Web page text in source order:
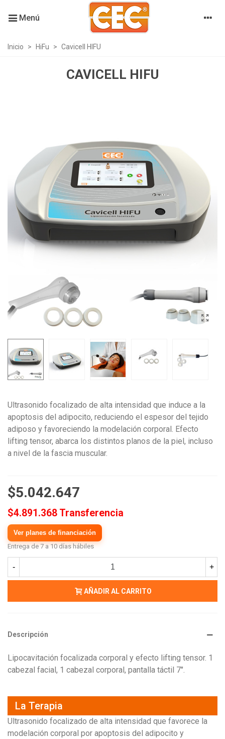
Menú
Inicio > HiFu > Cavicell HIFU
CAVICELL HIFU
Ultrasonido focalizado de alta intensidad que induce a la
apoptosis del adipocito, reduciendo el espesor del tejido
adiposo y favoreciendo la modelación corporal. Efecto
lifting tensor, abarca los distintos planos de la piel, incluso
a nivel de la fascia muscular.
$5.042.647
$4.891.368 Transferencia
Ver planes de financiación
Entrega de 7 a 10 días hábiles
- +
AÑADIR AL CARRITO
Descripción
Lipocavitación focalizada corporal y efecto lifting tensor. 1
cabezal facial, 1 cabezal corporal, pantalla táctil 7″.
La Terapia
Ultrasonido focalizado de alta intensidad que favorece la
modelación corporal por apoptosis del adipocito y